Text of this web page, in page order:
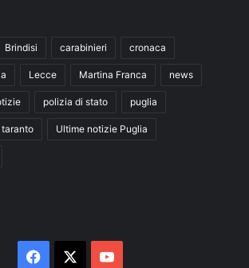
Brindisi carabinieri cronaca
Lecce Martina Franca news
polizia di stato puglia
taranto Ultime notizie Puglia
Facebook